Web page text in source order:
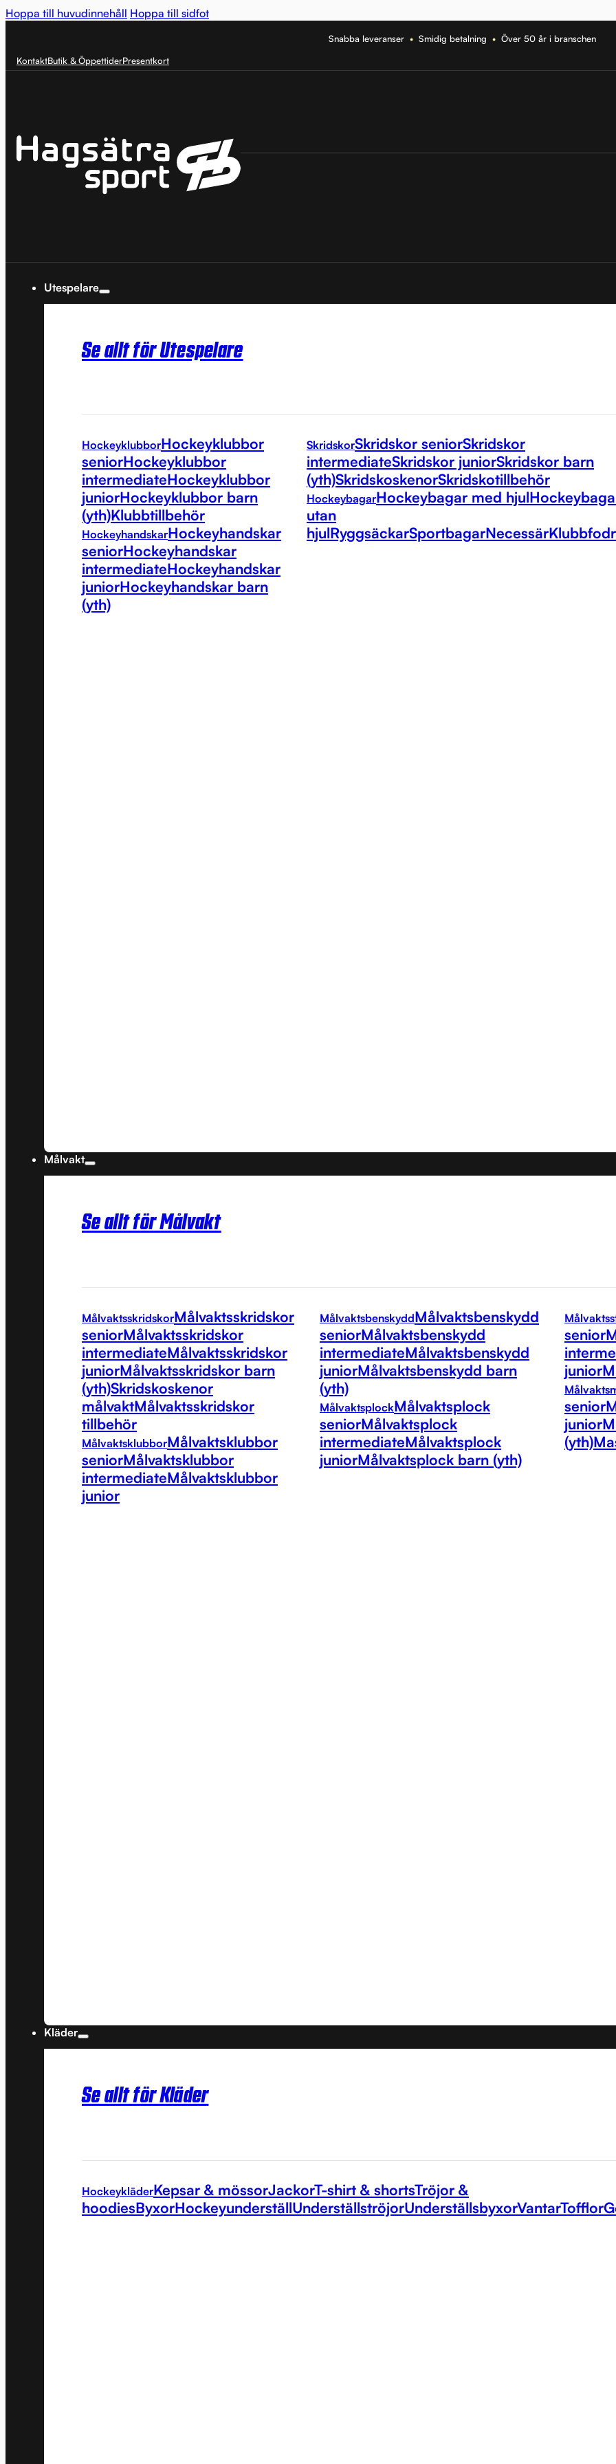
Hoppa till huvudinnehåll Hoppa till sidfot
Snabba leveranser •Smidig betalning •Över 50 år i branschen
KontaktButik & ÖppettiderPresentkort
Utespelare
Se allt för Utespelare
HockeyklubborHockeyklubbor
seniorHockeyklubbor
intermediateHockeyklubbor
juniorHockeyklubbor barn
(yth)Klubbtillbehör
HockeyhandskarHockeyhandskar
seniorHockeyhandskar
intermediateHockeyhandskar
juniorHockeyhandskar barn
(yth)
SkridskorSkridskor seniorSkridskor
intermediateSkridskor juniorSkridskor barn
(yth)SkridskoskenorSkridskotillbehör
HockeybagarHockeybagar med hjul
utan
hjulRyggsäckarSportbagarNecessär
Målvakt
Se allt för Målvakt
MålvaktsskridskorMålvaktsskridskor
seniorMålvaktsskridskor
intermediateMålvaktsskridskor
juniorMålvaktsskridskor barn
(yth)Skridskoskenor
målvaktMålvaktsskridskor
tillbehör
MålvaktsklubborMålvaktsklubbor
seniorMålvaktsklubbor
intermediateMålvaktsklubbor
junior
MålvaktsbenskyddMålvaktsbenskydd
seniorMålvaktsbenskydd
intermediateMålvaktsbenskydd
juniorMålvaktsbenskydd barn
(yth)
MålvaktsplockMålvaktsplock
seniorMålvaktsplock
intermediateMålvaktsplock
juniorMålvaktsplock barn (yth)
senior
junior
senior
junior
(yth)
Kläder
Se allt för Kläder
HockeykläderKepsar & mössorJackorT-shirt & shortsTröjor &
hoodiesByxorHockeyunderställUnderställströjorUnderställsbyxorVantarTofflor